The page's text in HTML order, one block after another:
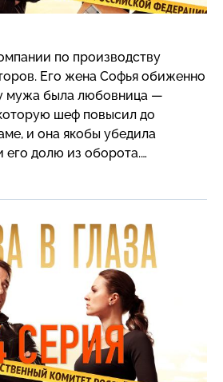
по производству
Его жена Софья обиженно
мужа была любовница —
шеф повысил до
и она якобы убедила
его долю из оборота.
до смерти мужчина зачем-